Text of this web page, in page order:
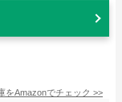
をAmazonでチェック >>